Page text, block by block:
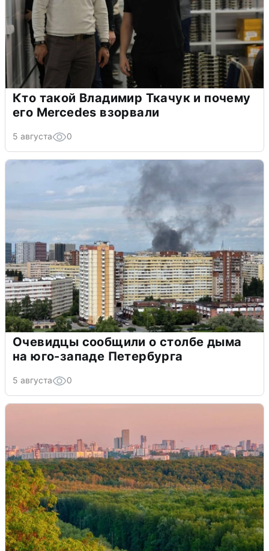
Кто такой Владимир Ткачук и почему
его Mercedes взорвали
5 августа 0
Очевидцы сообщили о столбе дыма
на юго-западе Петербурга
5 августа 0